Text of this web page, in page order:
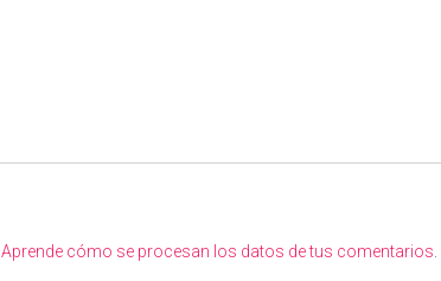
Aprende cómo se procesan los datos de tus comentarios